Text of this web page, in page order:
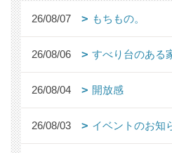
26/08/07 もちもの。
26/08/06 すべり台のある
26/08/04 開放感
26/08/03 イベントのお知